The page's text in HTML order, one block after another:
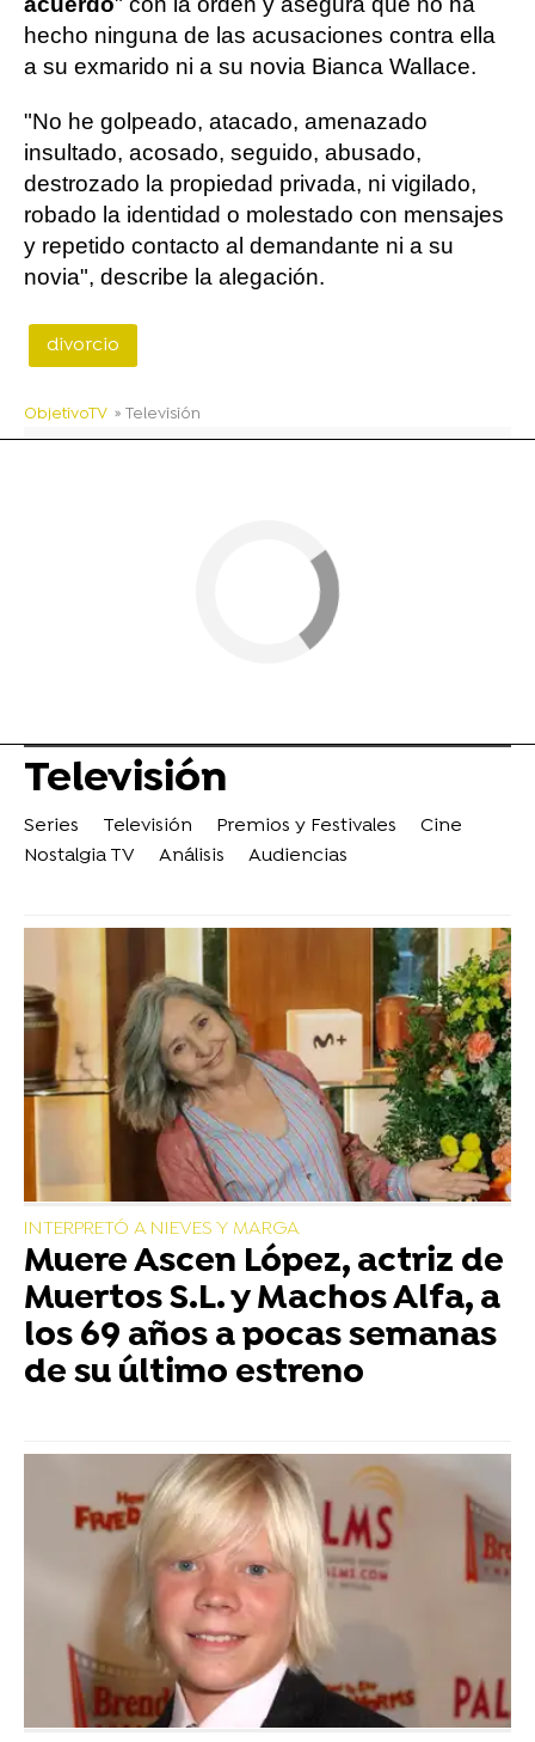
hecho ninguna de las acusaciones contra ella
a su exmarido ni a su novia Bianca Wallace.
"No he golpeado, atacado, amenazado
insultado, acosado, seguido, abusado,
destrozado la propiedad privada, ni vigilado,
robado la identidad o molestado con mensajes
y repetido contacto al demandante ni a su
novia", describe la alegación.
divorcio
ObjetivoTV » Televisión
Televisión
Series Televisión Premios y Festivales
Cine
Nostalgia TV
Análisis Audiencias
INTERPRETÓ A NIEVES Y MARGA
Muere Ascen López, actriz de
Muertos S.L. y Machos Alfa, a
los 69 años a pocas semanas
de su último estreno